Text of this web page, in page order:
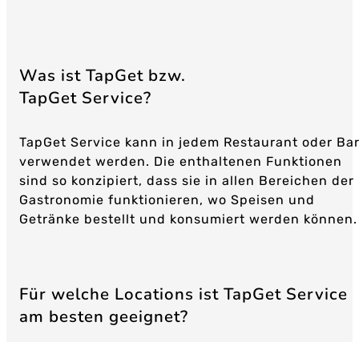
Was ist TapGet bzw.
TapGet Service?
TapGet Service kann in jedem Restaurant oder Bar
verwendet werden. Die enthaltenen Funktionen
sind so konzipiert, dass sie in allen Bereichen der
Gastronomie funktionieren, wo Speisen und
Getränke bestellt und konsumiert werden können.
Für welche Locations ist TapGet Service
am besten geeignet?